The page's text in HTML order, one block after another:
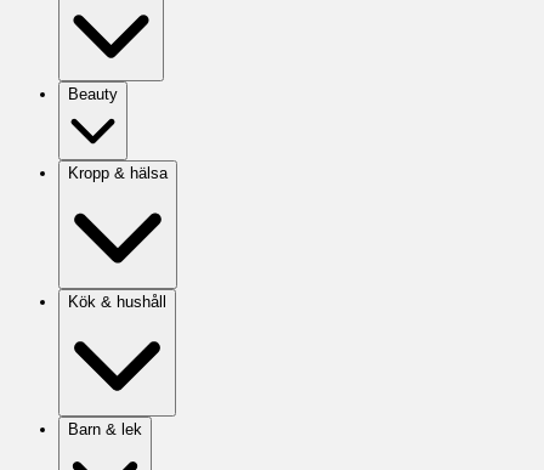
Beauty
Kropp & hälsa
Kök & hushåll
Barn & lek